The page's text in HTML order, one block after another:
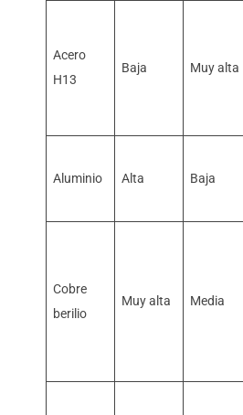
Acero
H13
Baja Muy alta
Aluminio Alta Baja
Cobre
berilio
Muy alta Media